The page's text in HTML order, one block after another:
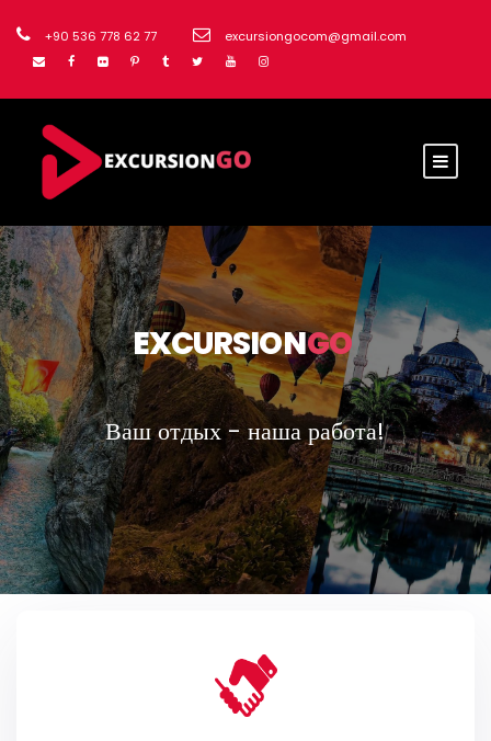
+90 536 778 62 77 excursiongocom@gmail.com
Ваш отдых - наша работа!
EXCURSIONGO